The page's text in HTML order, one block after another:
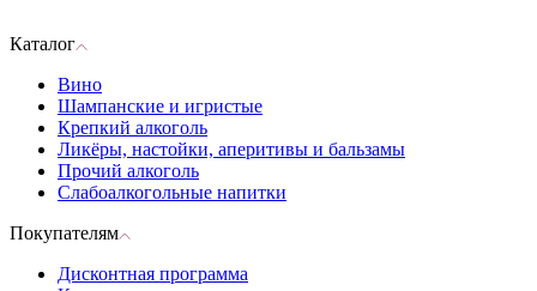
Каталог
Вино
Шампанские и игристые
Крепкий алкоголь
Ликёры, настойки, аперитивы и бальзамы
Прочий алкоголь
Слабоалкогольные напитки
Покупателям
Дисконтная программа